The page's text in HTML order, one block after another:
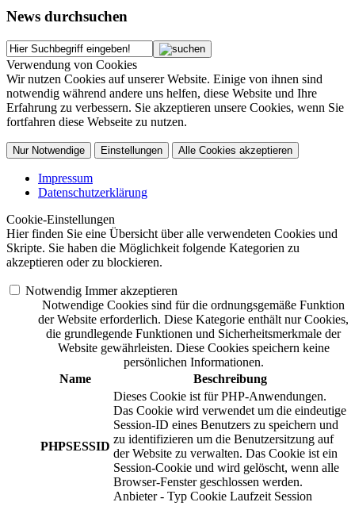
News durchsuchen
Verwendung von Cookies
Wir nutzen Cookies auf unserer Website. Einige von ihnen sind
notwendig während andere uns helfen, diese Website und Ihre
Erfahrung zu verbessern. Sie akzeptieren unsere Cookies, wenn Sie
fortfahren diese Webseite zu nutzen.
Nur Notwendige Einstellungen Alle Cookies akzeptieren
Impressum
Datenschutzerklärung
Cookie-Einstellungen
Hier finden Sie eine Übersicht über alle verwendeten Cookies und
Skripte. Sie haben die Möglichkeit folgende Kategorien zu
akzeptieren oder zu blockieren.
Notwendig Immer akzeptieren
Notwendige Cookies sind für die ordnungsgemäße Funktion
der Website erforderlich. Diese Kategorie enthält nur Cookies,
die grundlegende Funktionen und Sicherheitsmerkmale der
Website gewährleisten. Diese Cookies speichern keine
persönlichen Informationen.
Name
Beschreibung
PHPSESSID
Dieses Cookie ist für PHP-Anwendungen.
Das Cookie wird verwendet um die eindeutige
Session-ID eines Benutzers zu speichern und
zu identifizieren um die Benutzersitzung auf
der Website zu verwalten. Das Cookie ist ein
Session-Cookie und wird gelöscht, wenn alle
Browser-Fenster geschlossen werden.
Anbieter - Typ Cookie Laufzeit Session